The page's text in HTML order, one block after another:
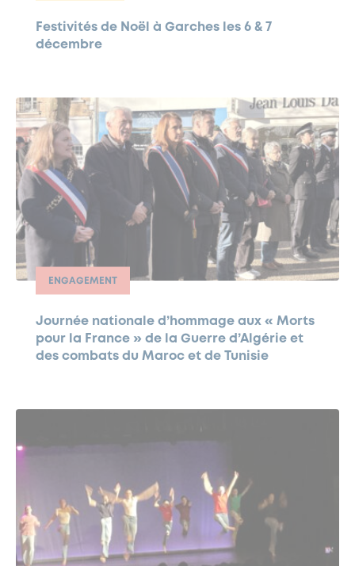
Festivités de Noël à Garches les 6 & 7
décembre
ENGAGEMENT
Journée nationale d’hommage aux « Morts
pour la France » de la Guerre d’Algérie et
des combats du Maroc et de Tunisie